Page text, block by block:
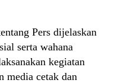
Pers dijelaskan
serta wahana
kegiatan
media cetak dan